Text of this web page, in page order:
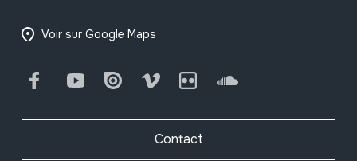
Voir sur Google Maps
FacebookYoutube Issuu Vimeo Flickr SoundCloud
Contact